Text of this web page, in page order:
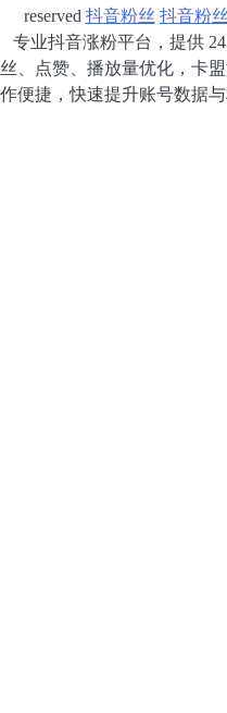
reserved 抖音粉丝 抖音粉丝
专业抖音涨粉平台，提供
丝、点赞、播放量优化，卡
作便捷，快速提升账号数据